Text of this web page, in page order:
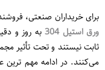
برای خریداران صنعتی،
ورق استیل 304
به‌ روز و
ثابت نیستند و تحت تأثیر
می‌کنند. در ادامه مهم ‌ترین